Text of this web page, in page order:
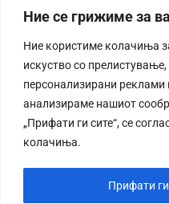
Ние се грижиме за
Ние користиме колачиња
искуство со
персонализирани реклами
анализираме нашиот
„Прифати ги сите“, се
колачиња.
Прифати